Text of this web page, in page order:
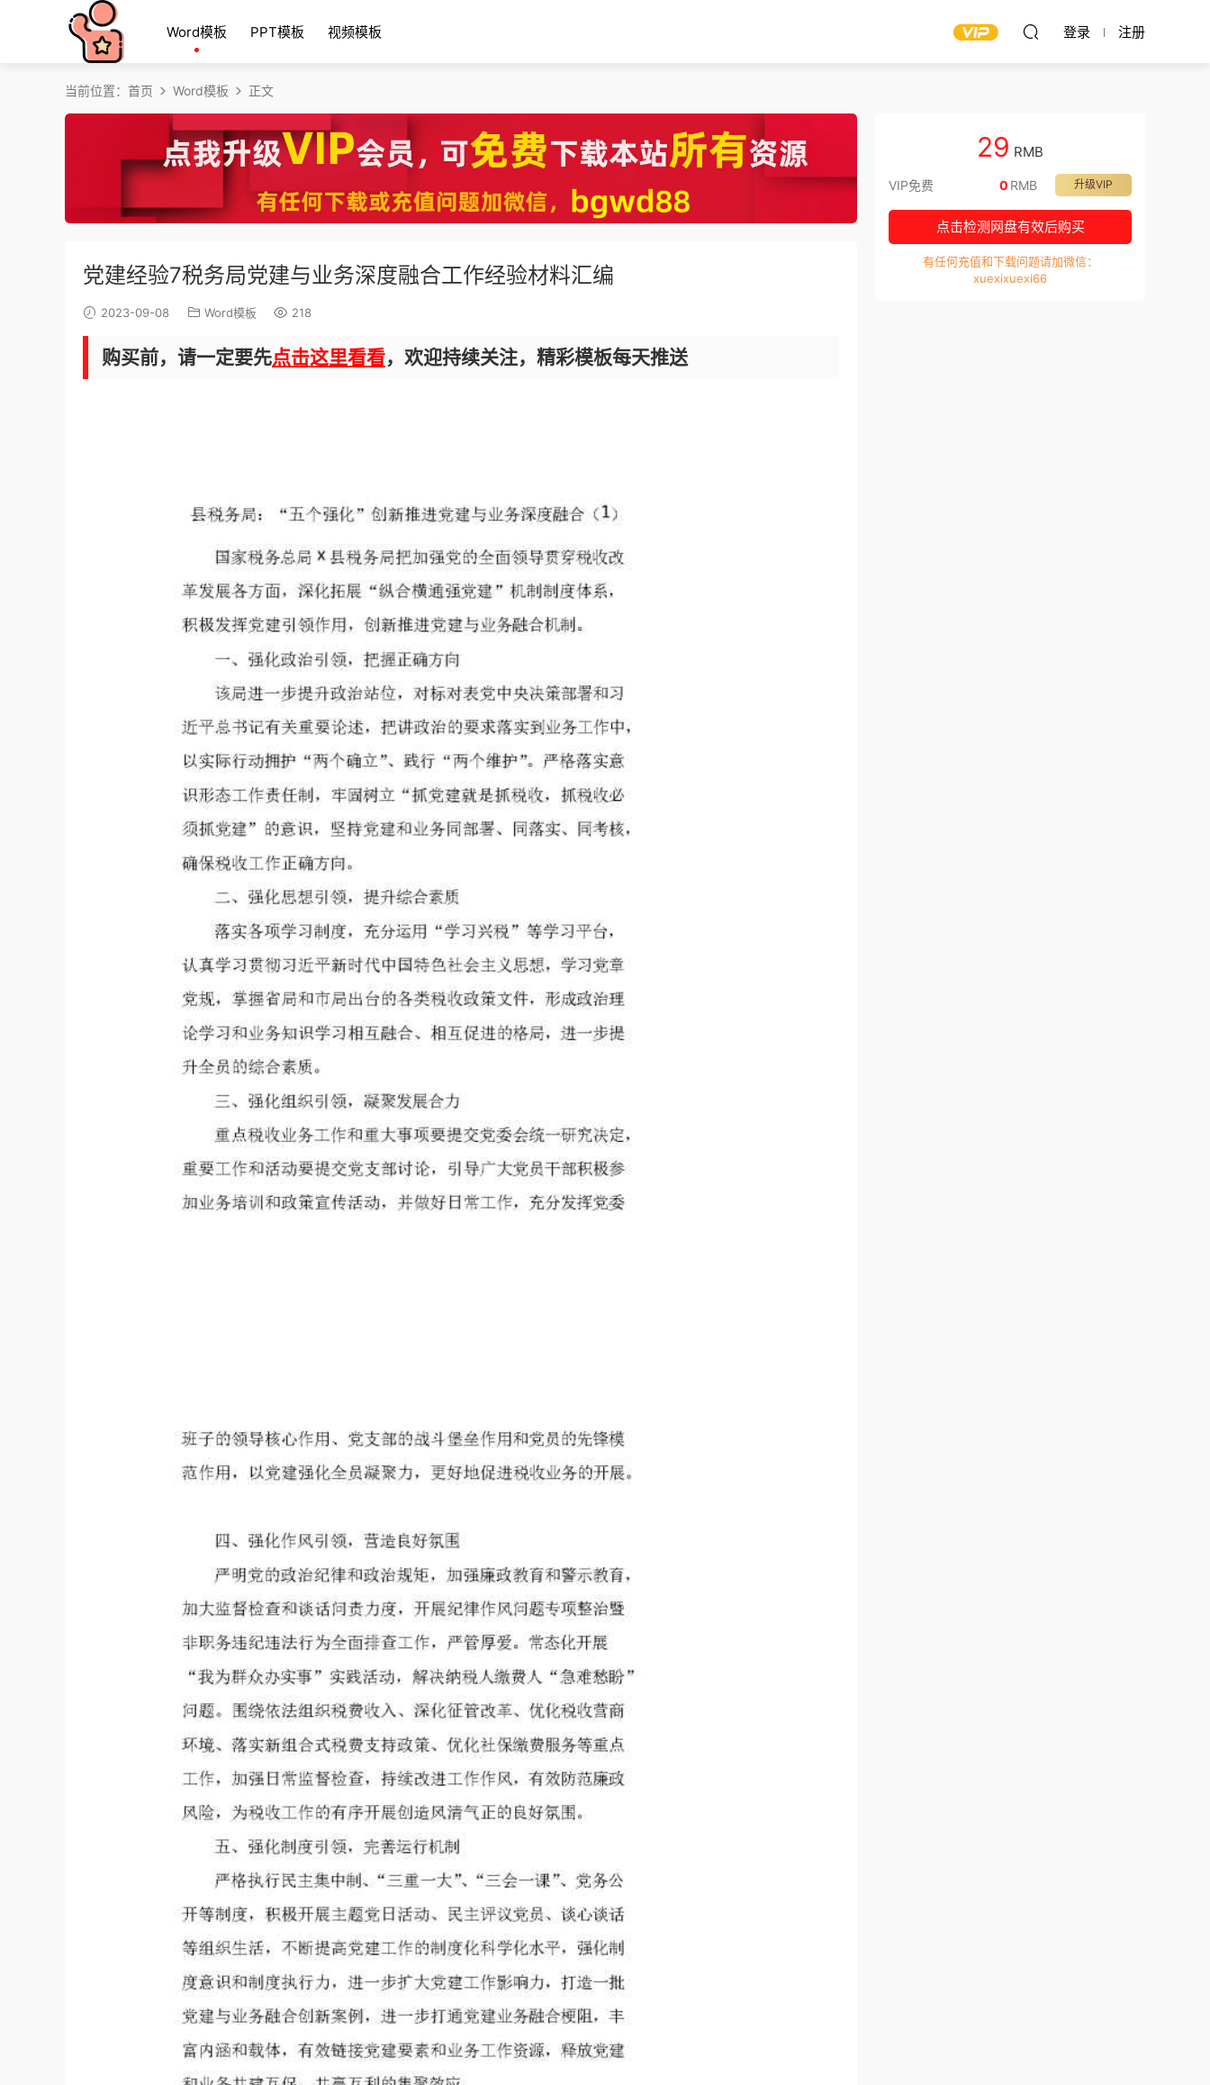
Word模板 PPT模板 视频模板 登录 注册
当前位置： 首页 Word模板 正文
党建经验7税务局党建与业务深度融合工作经验材料汇编
2023-09-08 Word模板 218
购买前，请一定要先点击这里看看，欢迎持续关注，精彩模板每天推送
29 RMB
VIP免费 升级VIP
0 RMB
点击检测网盘有效后购买
有任何充值和下载问题请加微信：
xuexixuexi66